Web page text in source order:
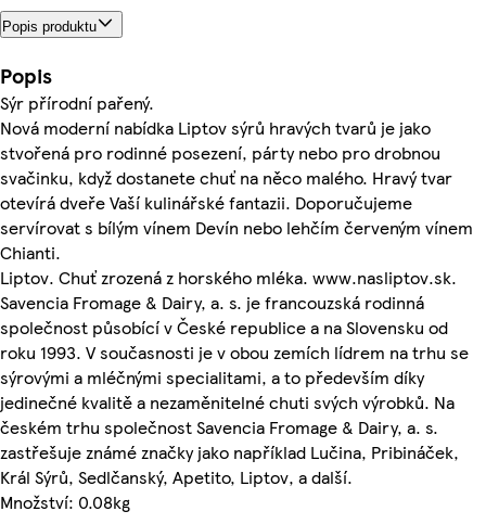
Popis produktu
Popis
Sýr přírodní pařený.
Nová moderní nabídka Liptov sýrů hravých tvarů je jako
stvořená pro rodinné posezení, párty nebo pro drobnou
svačinku, když dostanete chuť na něco malého. Hravý tvar
otevírá dveře Vaší kulinářské fantazii. Doporučujeme
servírovat s bílým vínem Devín nebo lehčím červeným vínem
Chianti.
Liptov. Chuť zrozená z horského mléka. www.nasliptov.sk.
Savencia Fromage & Dairy, a. s. je francouzská rodinná
společnost působící v České republice a na Slovensku od
roku 1993. V současnosti je v obou zemích lídrem na trhu se
sýrovými a mléčnými specialitami, a to především díky
jedinečné kvalitě a nezaměnitelné chuti svých výrobků. Na
českém trhu společnost Savencia Fromage & Dairy, a. s.
zastřešuje známé značky jako například Lučina, Pribináček,
Král Sýrů, Sedlčanský, Apetito, Liptov, a další.
Množství: 0.08kg